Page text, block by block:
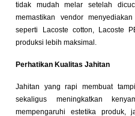
tidak mudah melar setelah
memastikan vendor
seperti Lacoste cotton, Lacoste
produksi lebih maksimal.
Perhatikan Kualitas Jahitan
Jahitan yang rapi membuat
sekaligus meningkatkan
mempengaruhi estetika produk,